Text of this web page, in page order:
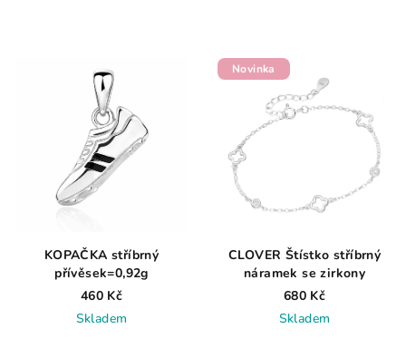
KOPAČKA stříbrný
přívěsek=0,92g
460 Kč
Skladem
Novinka
CLOVER Štístko stříbrný
náramek se zirkony
680 Kč
Skladem